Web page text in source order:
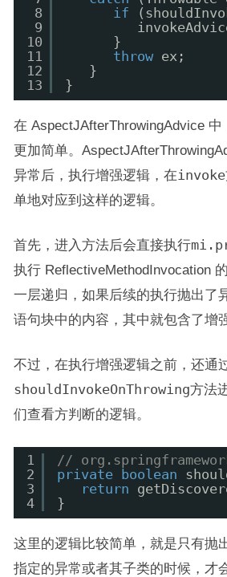
8
9
10
11
12
13
if
}
throw ex;
}
}
在 AspectJAfterThrowingAdvice 中
更加简单。
异常后，执行增强逻辑，在invoke
单地对应到这样的逻辑。
首先，进入方法后会直接执行
执行 ReflectiveMethodInvocation 的
一层递归，如果后续的执行抛出了
语句块中的内容，其中就包含了增
不过，在执行增强逻辑之前，还通
shouldInvokeOnThrowing方法
们查看方判断的逻辑。
1
2
3
4
//
private
boolean
return
}
这里的逻辑比较简单，就是只有抛
指定的异常或者其子类的时候，才